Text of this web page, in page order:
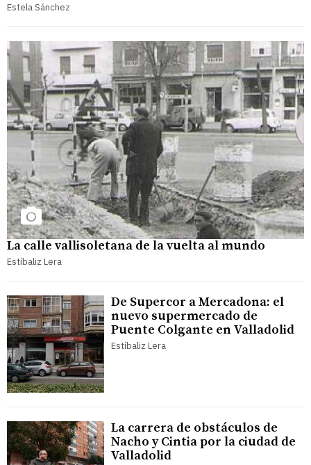
Estela Sánchez
La calle vallisoletana de la vuelta al mundo
Estíbaliz Lera
De Supercor a Mercadona: el
nuevo supermercado de
Puente Colgante en Valladolid
Estíbaliz Lera
La carrera de obstáculos de
Nacho y Cintia por la ciudad de
Valladolid